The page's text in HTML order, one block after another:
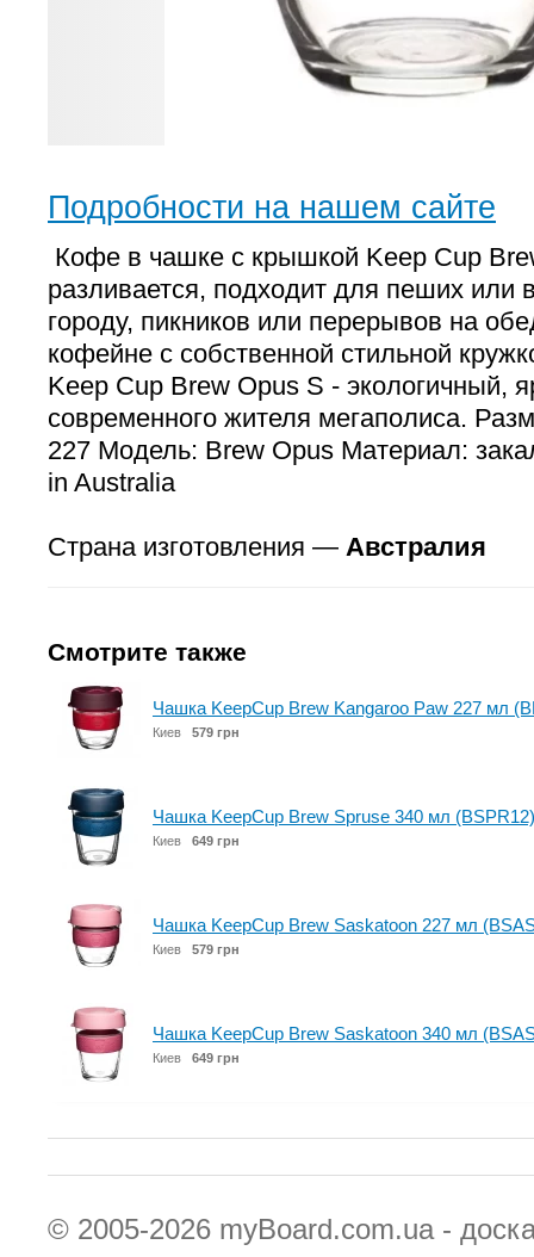
Подробности на нашем сайте
Кофе в чашке с крышкой Keep Cup
разливается, подходит для пеших или
городу, пикников или перерывов на
кофейне с собственной стильной
Keep Cup Brew Opus S - экологичный,
современного жителя мегаполиса.
227 Модель: Brew Opus Материал:
in Australia
Страна изготовления — Австралия
Смотрите также
Чашка KeepCup Brew Kangaroo Paw 227 мл
Киев 579 грн
Чашка KeepCup Brew Spruse 340 мл (BSPR12)
Киев 649 грн
Чашка KeepCup Brew Saskatoon 227 мл
Киев 579 грн
Чашка KeepCup Brew Saskatoon 340 мл
Киев 649 грн
© 2005-2026 myBoard.com.ua -